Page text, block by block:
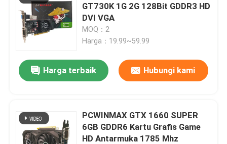
GT730K 1G 2G 128Bit GDDR3 HD
DVI VGA
MOQ：2
Harga：19.99~59.99
Harga terbaik Hubungi kami
PCWINMAX GTX 1660 SUPER
6GB GDDR6 Kartu Grafis Game
HD Antarmuka 1785 Mhz